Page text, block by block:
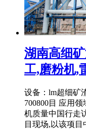
湖南高细
工,磨粉机,
设备：lm超细矿
700800目 应用
机质量中国行走
目现场,以该项